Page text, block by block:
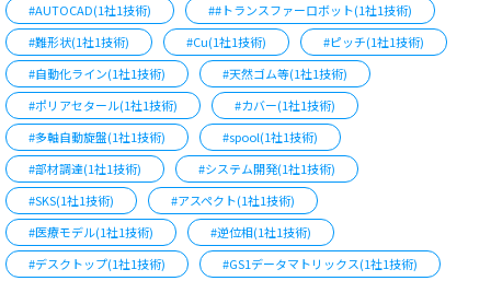
#AUTOCAD(1社1技術)
##トランスファーロボット(1社1技術)
#難形状(1社1技術)
#Cu(1社1技術)
#ピッチ(1社1技術)
#自動化ライン(1社1技術)
#天然ゴム等(1社1技術)
#ポリアセタール(1社1技術)
#カバー(1社1技術)
#多軸自動旋盤(1社1技術)
#spool(1社1技術)
#部材調達(1社1技術)
#システム開発(1社1技術)
#SKS(1社1技術)
#アスペクト(1社1技術)
#医療モデル(1社1技術)
#逆位相(1社1技術)
#デスクトップ(1社1技術)
#GS1データマトリックス(1社1技術)